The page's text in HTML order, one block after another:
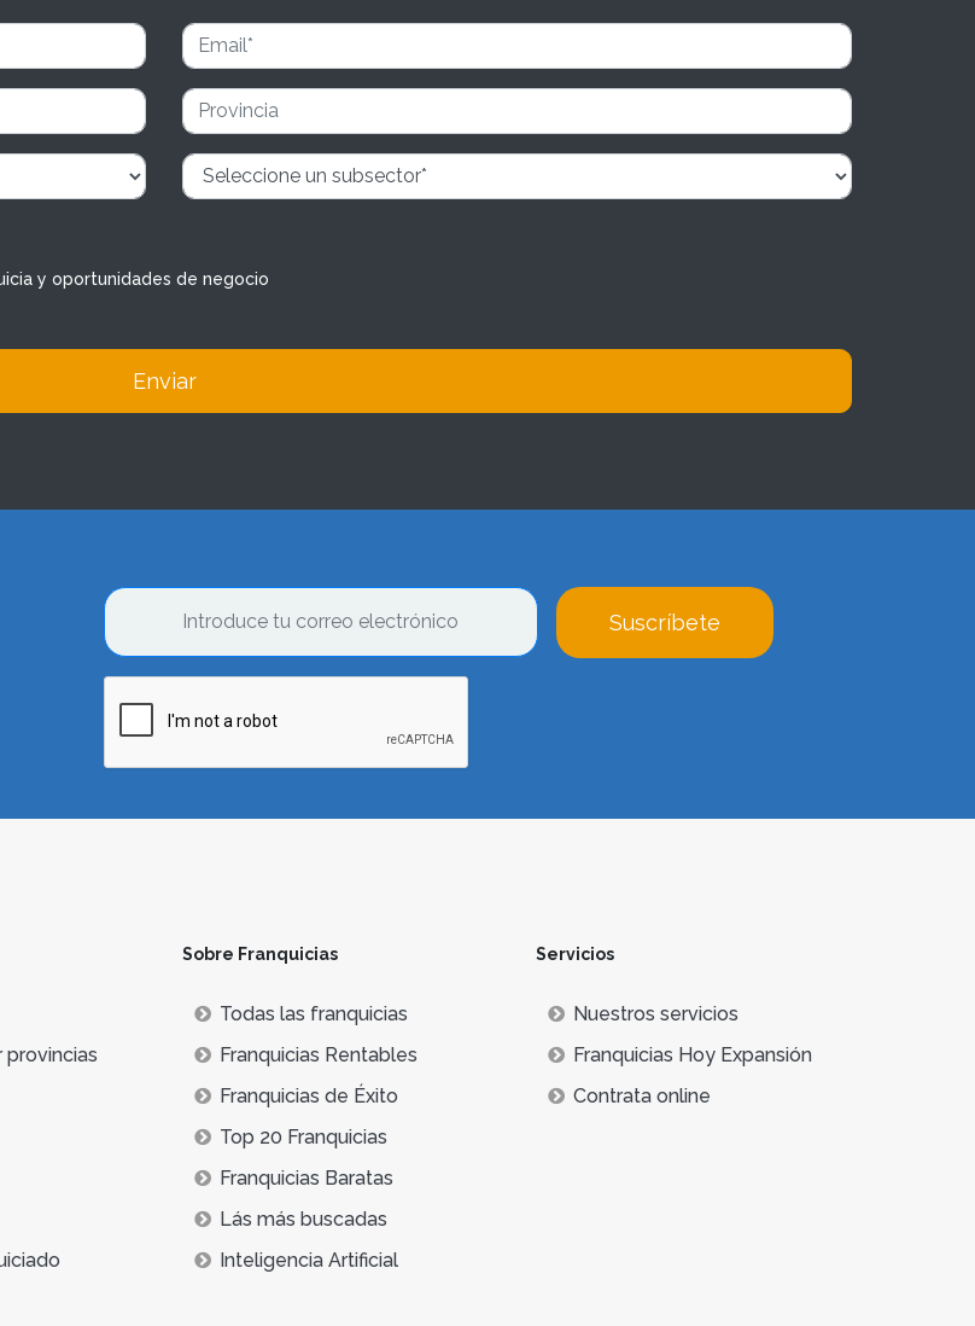
y oportunidades de negocio
Enviar
Suscríbete
provincias
Sobre Franquicias
Todas las franquicias
Franquicias Rentables
Franquicias de Éxito
Top 20 Franquicias
Franquicias Baratas
Lás más buscadas
Inteligencia Artificial
Servicios
Nuestros servicios
Franquicias Hoy Expansión
Contrata online